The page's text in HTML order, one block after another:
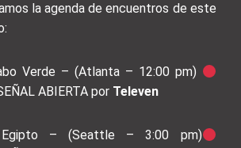
la agenda de encuentros de este
Verde – (Atlanta – 12:00 pm)
ABIERTA por Televen
– (Seattle – 3:00 pm)